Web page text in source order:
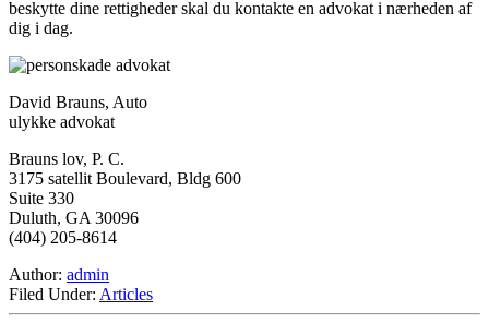
beskytte dine rettigheder skal du kontakte en advokat i nærheden af
dig i dag.
David Brauns, Auto
ulykke advokat
Brauns lov, P. C.
3175 satellit Boulevard, Bldg 600
Suite 330
Duluth, GA 30096
(404) 205-8614
Author: admin
Filed Under: Articles